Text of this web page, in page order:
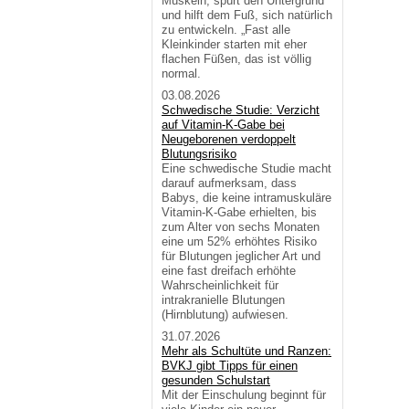
und hilft dem Fuß, sich natürlich
zu entwickeln. „Fast alle
Kleinkinder starten mit eher
flachen Füßen, das ist völlig
normal.
03.08.2026
Schwedische Studie: Verzicht
auf Vitamin-K-Gabe bei
Neugeborenen verdoppelt
Blutungsrisiko
Eine schwedische Studie macht
darauf aufmerksam, dass
Babys, die keine intramuskuläre
Vitamin-K-Gabe erhielten, bis
zum Alter von sechs Monaten
eine um 52% erhöhtes Risiko
für Blutungen jeglicher Art und
eine fast dreifach erhöhte
Wahrscheinlichkeit für
intrakranielle Blutungen
(Hirnblutung) aufwiesen.
31.07.2026
Mehr als Schultüte und Ranzen:
BVKJ gibt Tipps für einen
gesunden Schulstart
Mit der Einschulung beginnt für